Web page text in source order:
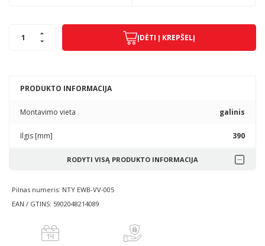
PRODUKTO INFORMACIJA
Montavimo vieta galinis
Ilgis [mm] 390
RODYTI VISĄ PRODUKTO INFORMACIJA
Pilnas numeris: NTY EWB-VV-005
EAN / GTINS: 5902048214089
ĮDĖTI Į KREPŠELĮ